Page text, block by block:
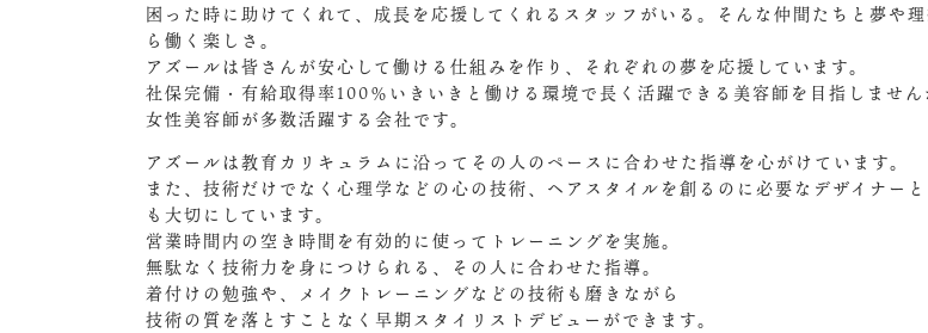
困った時に助けてくれて、成長を応援してくれるスタッフがいる。そんな仲間たちと夢や
ら働く楽しさ。
アズールは皆さんが安心して働ける仕組みを作り、それぞれの夢を応援しています。
社保完備・有給取得率100％いきいきと働ける環境で長く活躍できる美容師を目指しません
女性美容師が多数活躍する会社です。
アズールは教育カリキュラムに沿ってその人のペースに合わせた指導を心がけています。
また、技術だけでなく心理学などの心の技術、ヘアスタイルを創るのに必要なデザイナー
も大切にしています。
営業時間内の空き時間を有効的に使ってトレーニングを実施。
無駄なく技術力を身につけられる、その人に合わせた指導。
着付けの勉強や、メイクトレーニングなどの技術も磨きながら
技術の質を落とすことなく早期スタイリストデビューができます。